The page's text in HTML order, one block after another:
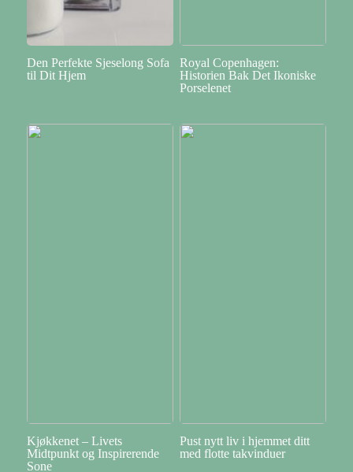
Den Perfekte Sjeselong Sofa
til Dit Hjem
Royal Copenhagen:
Historien Bak Det Ikoniske
Porselenet
Kjøkkenet – Livets
Midtpunkt og Inspirerende
Sone
Pust nytt liv i hjemmet ditt
med flotte takvinduer